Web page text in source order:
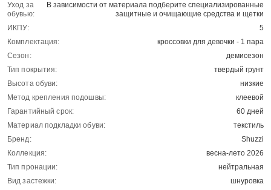
Уход за
обувью:
В зависимости от материала подберите специализированные
защитные и очищающие средства и щетки
ИКПУ:
5
Комплектация:
кроссовки для девочки - 1 пара
Сезон:
демисезон
Тип покрытия:
твердый грунт
Высота обуви:
низкие
Метод крепления подошвы:
клеевой
Гарантийный срок:
60 дней
Материал подкладки обуви:
текстиль
Бренд:
Shuzzi
Коллекция:
весна-лето 2026
Тип пронации:
нейтральная
Вид застежки:
шнуровка